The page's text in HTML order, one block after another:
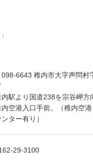
098-6643 稚内市大字声問村
内駅より国道238を宗谷岬方
内空港入口手前。（稚内空
ンター有り）
29-3100